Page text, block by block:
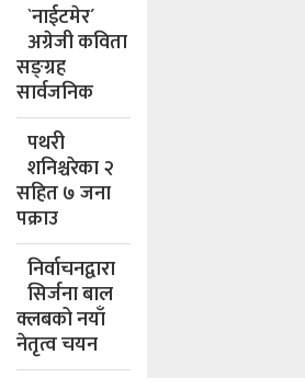
`नाईटमेर´
अग्रेजी कविता
सङ्ग्रह
सार्वजनिक
पथरी
शनिश्चरेका २
सहित ७ जना
पक्राउ
निर्वाचनद्वारा
सिर्जना बाल
क्लबको नयाँ
नेतृत्व चयन